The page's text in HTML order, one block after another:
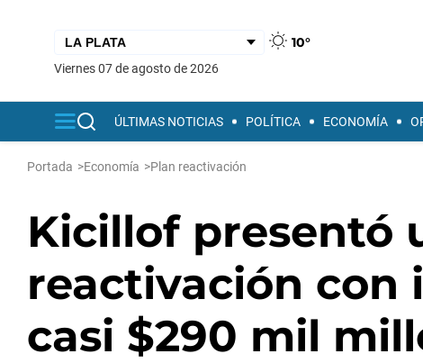
10°
viernes 07 de agosto de 2026
ÚLTIMAS NOTICIAS POLÍTICA ECONOMÍA
Portada >Economía >Plan reactivación
Kicillof presentó
reactivación con
casi $290 mil